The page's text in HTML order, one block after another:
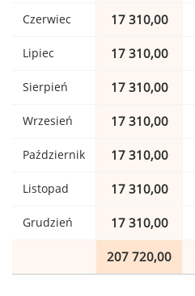
Czerwiec 17 310,00
Lipiec 17 310,00
Sierpień 17 310,00
Wrzesień 17 310,00
Październik 17 310,00
Listopad 17 310,00
Grudzień 17 310,00
207 720,00